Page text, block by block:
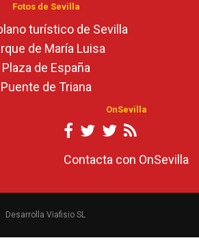
Fotos de Sevilla
turístico de Sevilla
de María Luisa
Plaza de España
Puente de Triana
OnSevilla
Contacta con OnSevilla
Desarrolla Viafisio SL